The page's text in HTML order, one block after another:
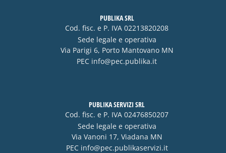
PUBLIKA SRL
Cod. fisc. e P. IVA 02213820208
Sede legale e operativa
Via Parigi 6, Porto Mantovano MN
PEC info@pec.publika.it
PUBLIKA SERVIZI SRL
Cod. fisc. e P. IVA 02476850207
Sede legale e operativa
Via Vanoni 17, Viadana MN
PEC info@pec.publikaservizi.it